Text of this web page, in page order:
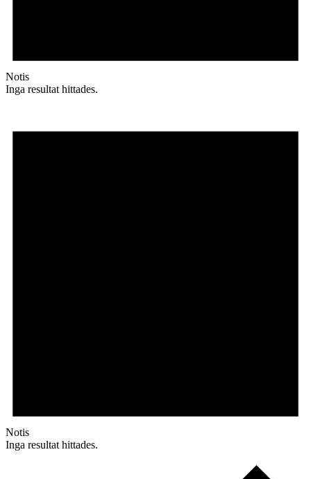
Notis
Inga resultat hittades.
Notis
Inga resultat hittades.